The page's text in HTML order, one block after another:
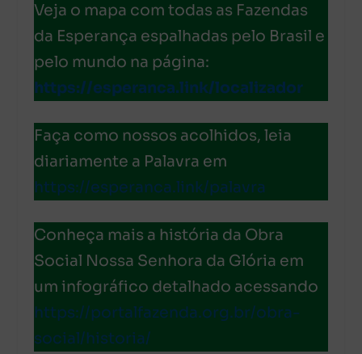
Veja o mapa com todas as Fazendas
da Esperança espalhadas pelo Brasil e
pelo mundo na página:
https://esperanca.link/localizador
Faça como nossos acolhidos, leia
diariamente a Palavra em
https://esperanca.link/palavra
Conheça mais a história da Obra
Social Nossa Senhora da Glória em
um infográfico detalhado acessando
https://portalfazenda.org.br/obra-
social/historia/